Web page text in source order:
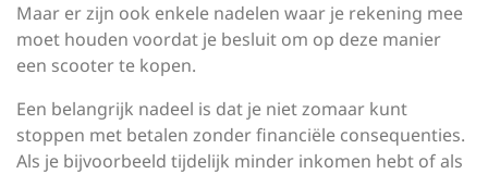
Maar er zijn ook enkele nadelen waar je rekening mee
moet houden voordat je besluit om op deze manier
een scooter te kopen.
Een belangrijk nadeel is dat je niet zomaar kunt
stoppen met betalen zonder financiële consequenties.
Als je bijvoorbeeld tijdelijk minder inkomen hebt of als